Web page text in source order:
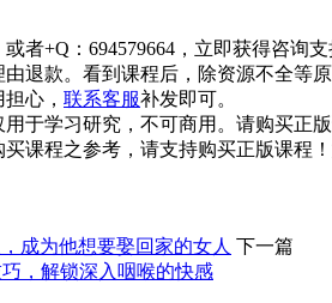
者+Q：694579664，立即获得咨询支
退款。看到课程后，除资源不全等
心， 联系客服补发即可。
于学习研究，不可商用。请购买正
课程之参考，请支持购买正版课程
成为他想要娶回家的女人 下一篇
，解锁深入咽喉的快感